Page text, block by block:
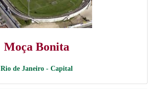
Moça Bonita
Rio de Janeiro - Capital